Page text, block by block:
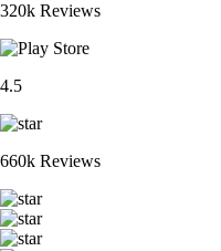
320k Reviews
4.5
660k Reviews